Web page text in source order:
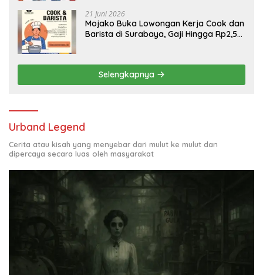
21 Juni 2026
Mojako Buka Lowongan Kerja Cook dan
Barista di Surabaya, Gaji Hingga Rp2,5
Selengkapnya
Urband Legend
Cerita atau kisah yang menyebar dari mulut ke mulut dan
dipercaya secara luas oleh masyarakat